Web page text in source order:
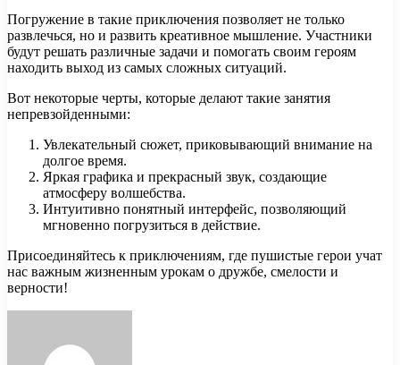
Погружение в такие приключения позволяет не только
развлечься, но и развить креативное мышление. Участники
будут решать различные задачи и помогать своим героям
находить выход из самых сложных ситуаций.
Вот некоторые черты, которые делают такие занятия
непревзойденными:
Увлекательный сюжет, приковывающий внимание на
долгое время.
Яркая графика и прекрасный звук, создающие
атмосферу волшебства.
Интуитивно понятный интерфейс, позволяющий
мгновенно погрузиться в действие.
Присоединяйтесь к приключениям, где пушистые герои учат
нас важным жизненным урокам о дружбе, смелости и
верности!